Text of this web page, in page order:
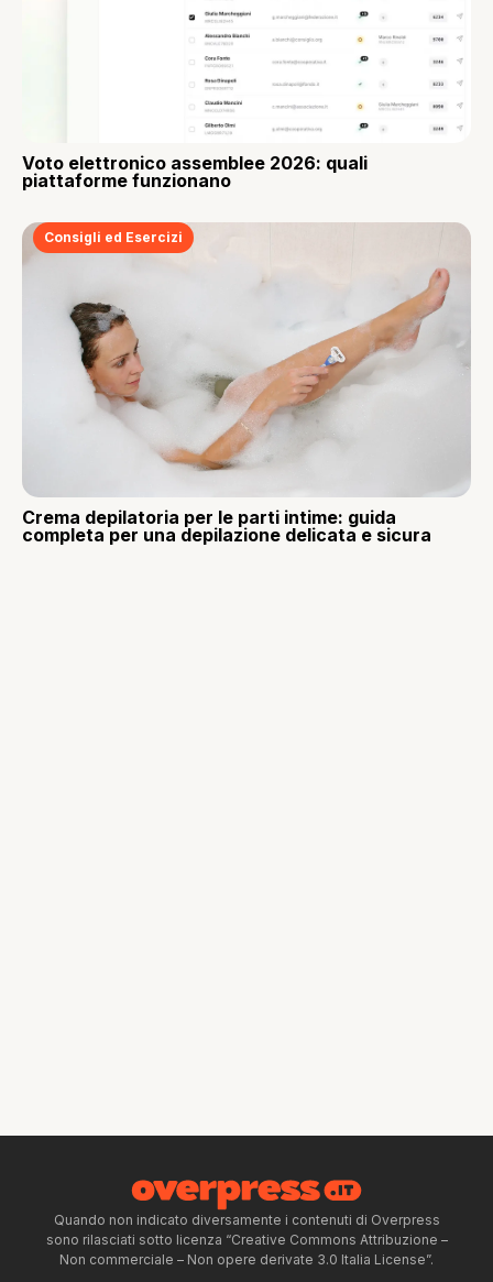
Voto elettronico assemblee 2026: quali
piattaforme funzionano
Consigli ed Esercizi
Crema depilatoria per le parti intime: guida
completa per una depilazione delicata e sicura
Quando non indicato diversamente i contenuti di Overpress
sono rilasciati sotto licenza “Creative Commons Attribuzione –
Non commerciale – Non opere derivate 3.0 Italia License”.